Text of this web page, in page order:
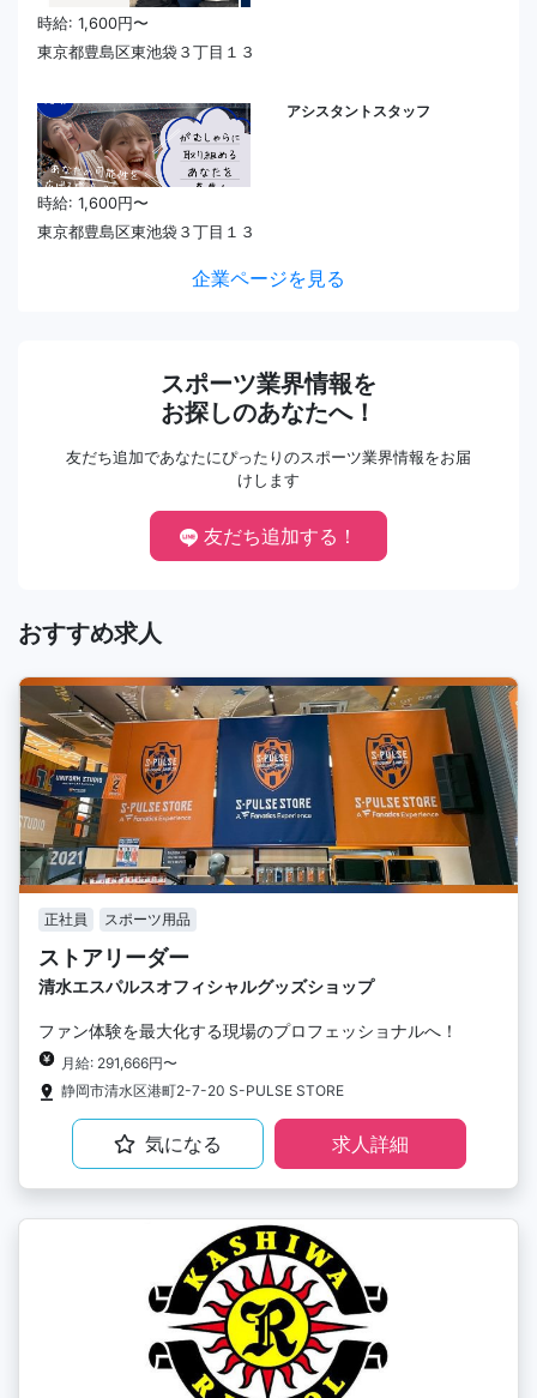
時給: 1,600円〜
東京都豊島区東池袋３丁目１３
アシスタントスタッフ
時給: 1,600円〜
東京都豊島区東池袋３丁目１３
企業ページを見る
スポーツ業界情報を
お探しのあなたへ！
友だち追加であなたにぴったりのスポーツ業界情報をお届
けします
友だち追加する！
おすすめ求人
正社員 スポーツ用品
ストアリーダー
清水エスパルスオフィシャルグッズショップ
ファン体験を最大化する現場のプロフェッショナルへ！
月給: 291,666円〜
静岡市清水区港町2-7-20 S-PULSE STORE
気になる 求人詳細